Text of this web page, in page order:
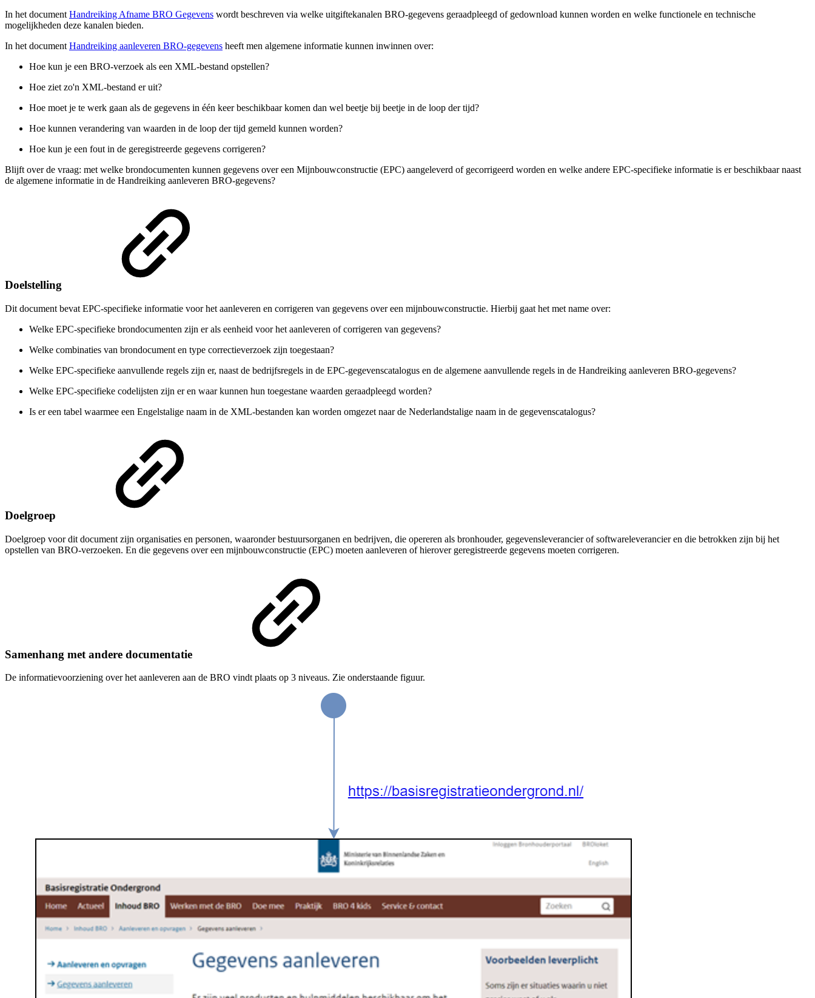
In het document Handreiking Afname BRO Gegevens wordt beschreven via welke uitgiftekanalen BRO-gegevens geraadpleegd of gedownload kunnen worden en welke functionele en technische
mogelijkheden deze kanalen bieden.
In het document Handreiking aanleveren BRO-gegevens heeft men algemene informatie kunnen inwinnen over:
Hoe kun je een BRO-verzoek als een XML-bestand opstellen?
Hoe ziet zo'n XML-bestand er uit?
Hoe moet je te werk gaan als de gegevens in één keer beschikbaar komen dan wel beetje bij beetje in de loop der tijd?
Hoe kunnen verandering van waarden in de loop der tijd gemeld kunnen worden?
Hoe kun je een fout in de geregistreerde gegevens corrigeren?
Blijft over de vraag: met welke brondocumenten kunnen gegevens over een Mijnbouwconstructie (EPC) aangeleverd of gecorrigeerd worden en welke andere EPC-specifieke informatie is er beschikbaar naast
de algemene informatie in de Handreiking aanleveren BRO-gegevens?
Doelstelling
Dit document bevat EPC-specifieke informatie voor het aanleveren en corrigeren van gegevens over een mijnbouwconstructie. Hierbij gaat het met name over:
Welke EPC-specifieke brondocumenten zijn er als eenheid voor het aanleveren of corrigeren van gegevens?
Welke combinaties van brondocument en type correctieverzoek zijn toegestaan?
Welke EPC-specifieke aanvullende regels zijn er, naast de bedrijfsregels in de EPC-gegevenscatalogus en de algemene aanvullende regels in de Handreiking aanleveren BRO-gegevens?
Welke EPC-specifieke codelijsten zijn er en waar kunnen hun toegestane waarden geraadpleegd worden?
Is er een tabel waarmee een Engelstalige naam in de XML-bestanden kan worden omgezet naar de Nederlandstalige naam in de gegevenscatalogus?
Doelgroep
Doelgroep voor dit document zijn organisaties en personen, waaronder bestuursorganen en bedrijven, die opereren als bronhouder, gegevensleverancierof softwareleverancier en die betrokken zijn bij het
opstellen van BRO-verzoeken. En die gegevens over een mijnbouwconstructie (EPC) moeten aanleveren of hierover geregistreerde gegevens moeten corrigeren.
Samenhang met andere documentatie
De informatievoorziening over het aanleveren aan de BRO vindt plaats op 3 niveaus. Zie onderstaande figuur.